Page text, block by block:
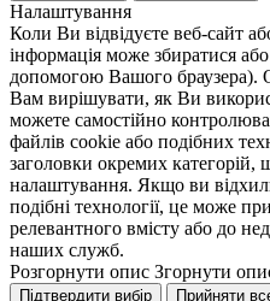
Налаштування
Коли Ви відвідуєте веб-сайт
інформація може збиратися
допомогою Вашого браузера).
Вам вирішувати, як Ви
можете самостійно
файлів cookie або подібних
заголовки окремих категорій,
налаштування. Якщо ви
подібні технології, це може
релевантного вмісту або до
наших служб.
Розгорнути опис Згорнути
Підтвердити вибір
Прийняти